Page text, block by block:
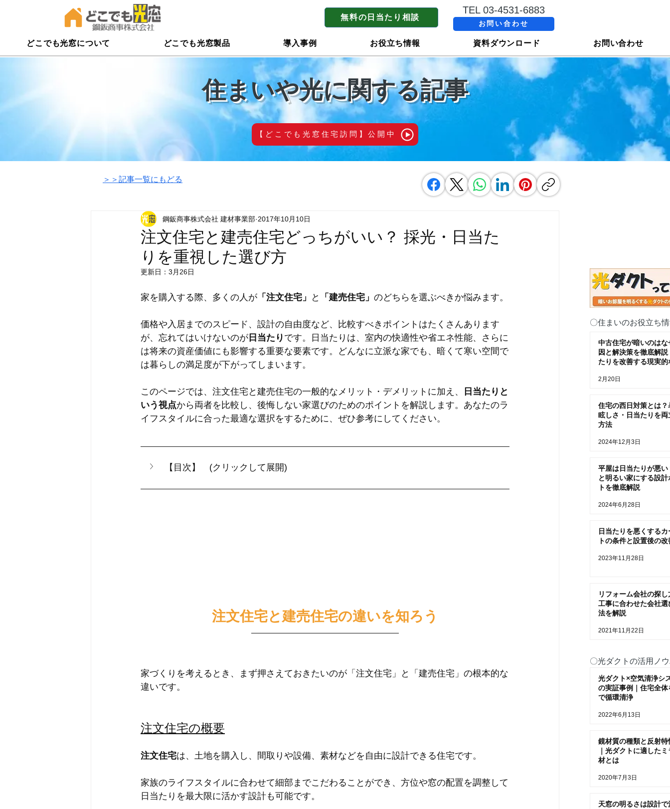
無料の日当たり相談
TEL 03-4531-6883
お問い合わせ
どこでも光窓について どこでも光窓製品 導入事例 お役立ち情報 資料ダウンロード お問い合わせ
住まいや光に関する記事
【どこでも光窓住宅訪問】公開中
​＞＞記事一覧にもどる
注文住宅と建売住宅どっちがいい？ 採光・日当た
りを重視した選び方
鋼鈑商事株式会社 建材事業部 2017年10月10日
更新日： 3月26日
家を購入する際、多くの人が 「注文住宅」 と 「建売住宅」 のどちらを選ぶべきか悩みます。
価格や入居までのスピード、設計の自由度など、比較すべきポイントはたくさんあります
が、忘れてはいけないのが 日当たり です。日当たりは、室内の快適性や省エネ性能、さらに
は将来の資産価値にも影響する重要な要素です。どんなに立派な家でも、暗くて寒い空間で
は暮らしの満足度が下がってしまいます。
このページでは、注文住宅と建売住宅の一般的なメリット・デメリットに加え、
日当たりと
いう視点から両者を比較し、後悔しない家選びのためのポイントを解説します。あなたのラ
イフスタイルに合った最適な選択をするために、ぜひ参考にしてください。
【目次】　(クリックして展開)
注文住宅と建売住宅の違いを知ろう
家づくりを考えるとき、まず押さえておきたいのが「注文住宅」と「建売住宅」の根本的な
違いです。
注文住宅の概要
注文住宅は、土地を購入し、間取りや設備、素材などを自由に設計できる住宅です。
家族のライフスタイルに合わせて細部までこだわることができ、方位や窓の配置を調整して
日当たりを最大限に活かす設計も可能です。
〇住まいのお役立ち
中古住宅が暗いのはな
因と解決策を徹底解説
たりを改善する現実的
2月20日
住宅の西日対策とは？
眩しさ・日当たりを両
方法
2024年12月3日
平屋は日当たりが悪い
と明るい家にする設計
トを徹底解説
2024年6月28日
日当たりを悪くするカ
トの条件と設置後の
2023年11月28日
リフォーム会社の探
工事に合わせた会社選
法を解説
2021年11月22日
〇光ダクトの活用ノ
光ダクト×空気清浄シ
の実証事例｜住宅全体
で循環清浄
2022年6月13日
鏡材質の種類と反射特
｜光ダクトに適した
材とは
2020年7月3日
天窓の明るさは設計で